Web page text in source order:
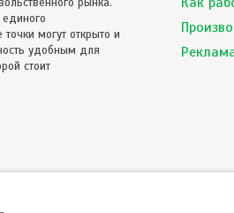
рынка.
могут открыто и
удобным для
стоит